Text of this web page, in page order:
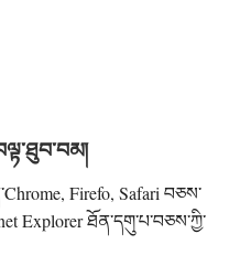
Firefo, Safari བཅས་
Explorer ཐོན་དགུ་པ་བཅས་ཀྱི་